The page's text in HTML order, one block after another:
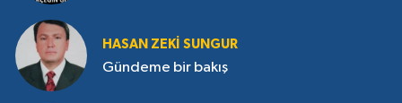
HASAN ZEKI SUNGUR
Gündeme bir bakış